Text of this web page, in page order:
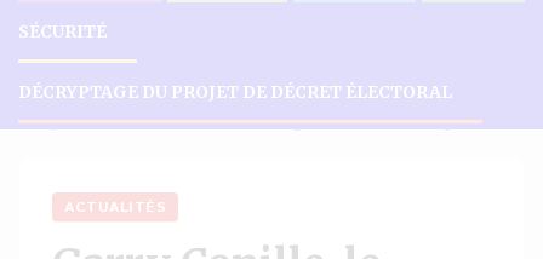
SÉCURITÉ
DÉCRYPTAGE DU PROJET DE DÉCRET ÉLECTORAL
Accueil
Actualités
Garry Conille, le Premier Ministre Chargé de la Transition : Qui est-il ?
ACTUALITÉS